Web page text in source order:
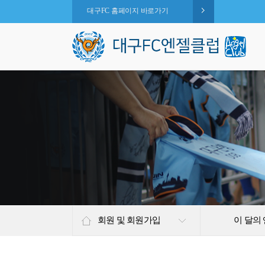
대구FC 홈페이지 바로가기
회원 및 회원가입 이 달의